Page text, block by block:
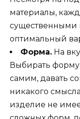
материалы,
существенными
оптимальный
Форма. На
Выбирать
самим, давать
никакого
изделие не